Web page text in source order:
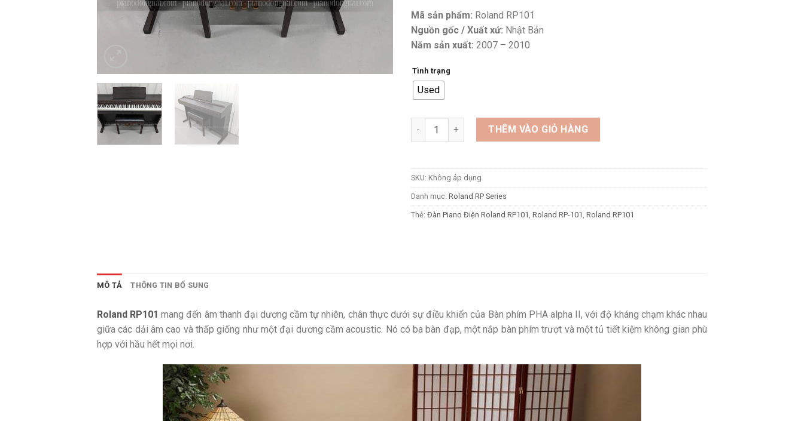
Mã sản phẩm: Roland RP101
Nguồn gốc / Xuất xứ: Nhật Bản
Năm sản xuất: 2007 – 2010
Tình trạng
Used
Đàn Piano Điện Roland RP101 số lượng
THÊM VÀO GIỎ HÀNG
SKU: Không áp dụng
Danh mục: Roland RP Series
Thẻ: Đàn Piano Điện Roland RP101, Roland RP-101, Roland RP101
MÔ TẢ THÔNG TIN BỔ SUNG
Roland RP101 mang đến âm thanh đại dương cầm tự nhiên, chân thực dưới sự điều khiển của Bàn phím PHA alpha II, với độ kháng chạm khác nhau
giữa các dải âm cao và thấp giống như một đại dương cầm acoustic. Nó có ba bàn đạp, một nắp bàn phím trượt và một tủ tiết kiệm không gian phù
hợp với hầu hết mọi nơi.